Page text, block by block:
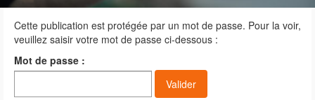
Cette publication est protégée par un mot de passe. Pour la voir,
veuillez saisir votre mot de passe ci-dessous :
Mot de passe :